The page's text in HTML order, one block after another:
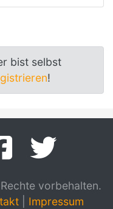
bist selbst
!
vorbehalten.
Impressum